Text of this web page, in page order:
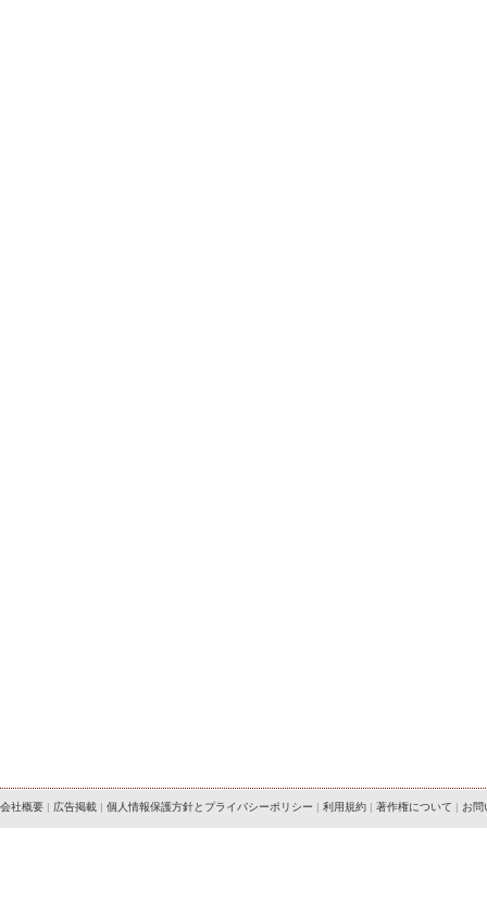
会社概要 | 広告掲載 | 個人情報保護方針とプライバシーポリシー | 利用規約 | 著作権について | お問